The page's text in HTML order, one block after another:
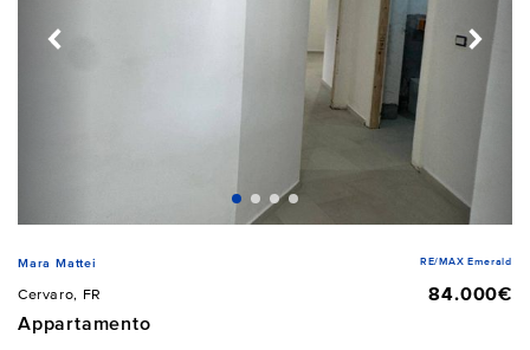
Mara Mattei RE/MAX Emerald
Cervaro, FR
84.000€
Appartamento